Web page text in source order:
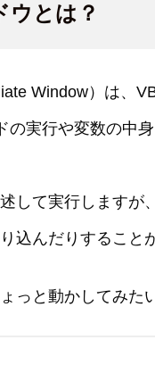
ウとは？
Window）は、
の実行や変数の中
して実行しますが
込んだりすること
っと動かしてみた